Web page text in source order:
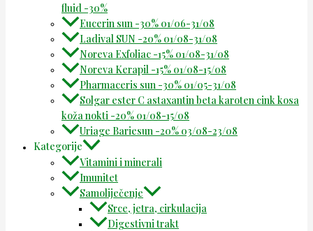
fluid -30%
Eucerin sun -30% 01/06-31/08
Ladival SUN -20% 01/08-31/08
Noreva Exfoliac -15% 01/08-31/08
Noreva Kerapil -15% 01/08-15/08
Pharmaceris sun -30% 01/05-31/08
Solgar ester C astaxantin beta karoten cink kosa
koža nokti -20% 01/08-15/08
Uriage Bariesun -20% 03/08-23/08
Kategorije
Vitamini i minerali
Imunitet
Samoliječenje
Srce, jetra, cirkulacija
Digestivni trakt